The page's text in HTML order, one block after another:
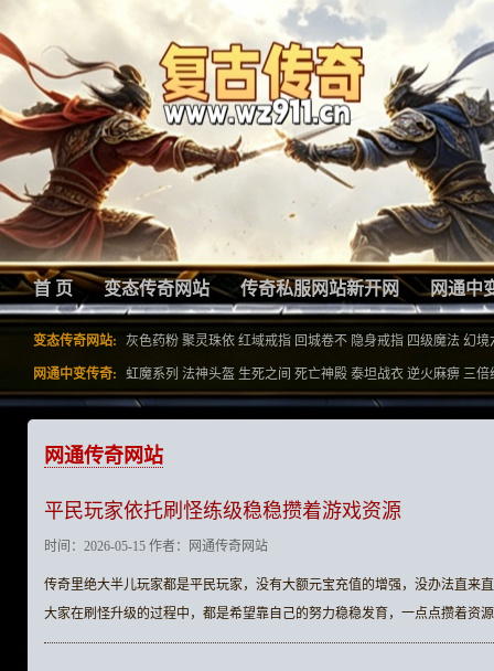
首 页 变态传奇网站 传奇私服网站新开网 网通中
变态传奇网站: 灰色药粉 聚灵珠依 红域戒指 回城卷不 隐身戒指 四级魔法 幻境
网通中变传奇: 虹魔系列 法神头盔 生死之间 死亡神殿 泰坦战衣 逆火麻痹 三倍
网通传奇网站
平民玩家依托刷怪练级稳稳攒着游戏资源
时间：2026-05-15 作者：网通传奇网站
传奇里绝大半儿玩家都是平民玩家，没有大额元宝充值的‌增强，没办法直来
大家在刷怪升级的过程中，都是希望靠自己的努力稳稳发育，一点点攒着资